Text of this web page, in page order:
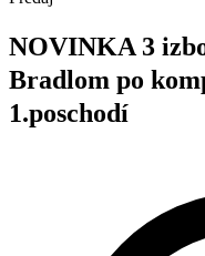
NOVINKA 3
Bradlom po
1.poschodí